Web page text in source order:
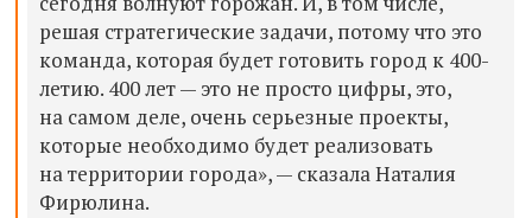
решая стратегические задачи, потому что это
команда, которая будет готовить город к 400-
летию. 400 лет — это не просто цифры, это,
на самом деле, очень серьезные проекты,
которые необходимо будет реализовать
на территории города», — сказала Наталия
Фирюлина.